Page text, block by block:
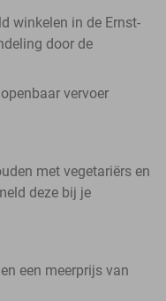
winkelen in de Ernst-
door de
vervoer
met vegetariërs en
deze bij je
een meerprijs van